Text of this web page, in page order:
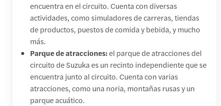
encuentra en el circuito. Cuenta con diversas
actividades, como simuladores de carreras, tiendas
de productos, puestos de comida y bebida, y mucho
más.
Parque de atracciones:el parque de atracciones del
circuito de Suzuka es un recinto independiente que se
encuentra junto al circuito. Cuenta con varias
atracciones, como una noria, montañas rusas y un
parque acuático.